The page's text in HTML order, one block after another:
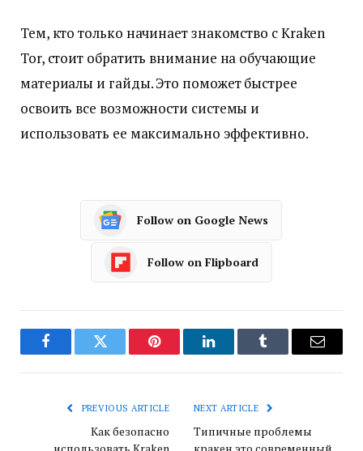
Тем, кто только начинает знакомство с Kraken
Tor, стоит обратить внимание на обучающие
материалы и гайды. Это поможет быстрее
освоить все возможности системы и
использовать ее максимально эффективно.
Follow on Google News
Follow on Flipboard
FacebookTwitter Pinterest LinkedInTumblr Email
PREVIOUS ARTICLE
Как безопасно
использовать Kraken
NEXT ARTICLE
Типичные проблемы
кракен это современный